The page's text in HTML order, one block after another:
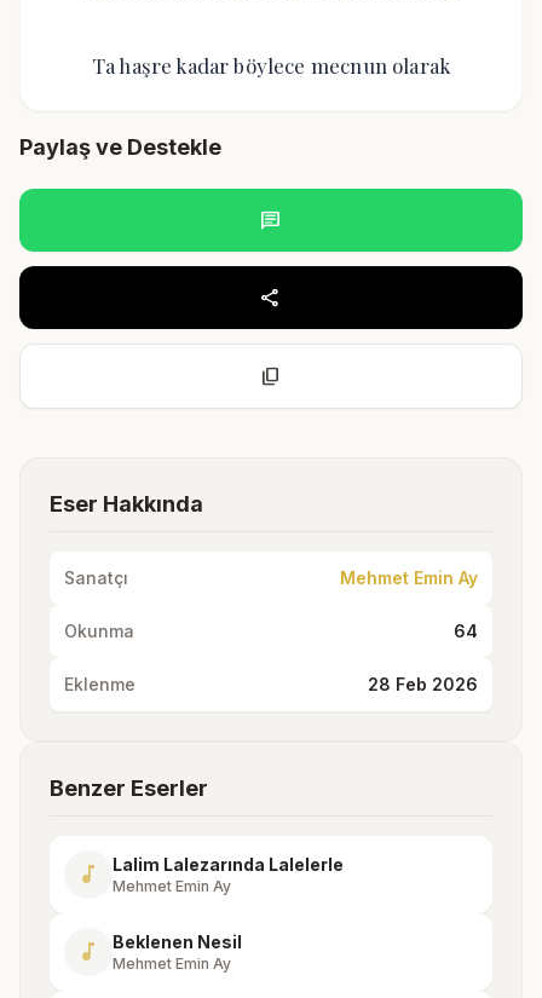
Ta haşre kadar böylece mecnun olarak
Paylaş ve Destekle
chat
share
content_copy
Eser Hakkında
Sanatçı Mehmet Emin Ay
Okunma 64
Eklenme 28 Feb 2026
Benzer Eserler
music_note Lalim Lalezarında Lalelerle
Mehmet Emin Ay
music_note Beklenen Nesil
Mehmet Emin Ay